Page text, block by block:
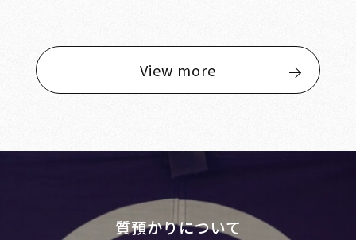
View more
質預かりについて